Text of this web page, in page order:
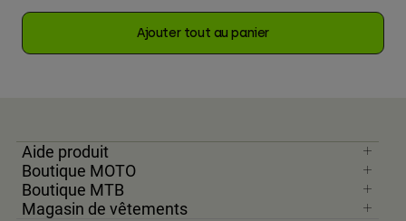
Ajouter tout au panier
Aide produit
Boutique MOTO
Boutique MTB
Magasin de vêtements